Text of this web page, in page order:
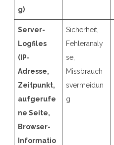
g)
Server-
Logfiles
(IP-
Adresse,
Zeitpunkt,
aufgerufe
ne Seite,
Browser-
Informatio
Sicherheit,
Fehleranaly
se,
Missbrauch
svermeidun
g